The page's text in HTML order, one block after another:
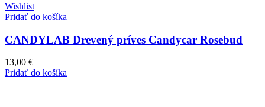
Wishlist
Pridať do košíka
CANDYLAB Drevený príves Candycar Rosebud
13,00 €
Pridať do košíka